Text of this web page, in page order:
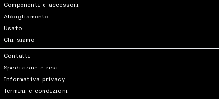
Componenti e accessori
Abbigliamento
Usato
Chi siamo
Contatti
Spedizione e resi
Informativa privacy
Termini e condizioni